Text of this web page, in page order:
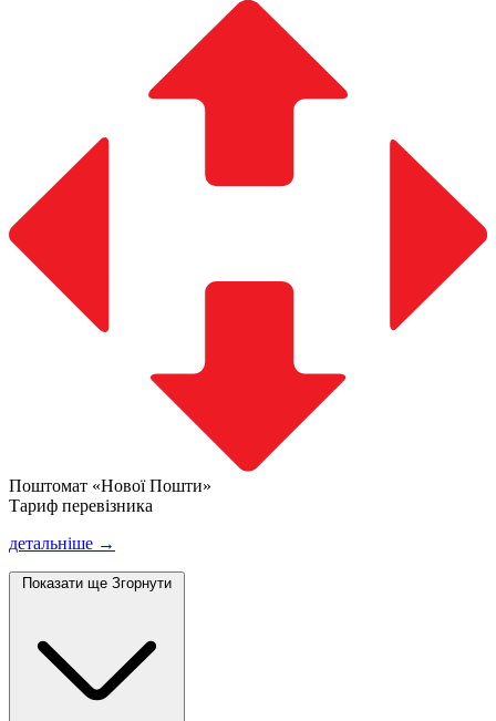
Поштомат «Нової Пошти»
Тариф перевізника
детальніше →
Показати ще Згорнути